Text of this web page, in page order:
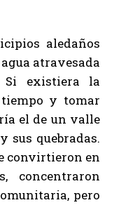
aledaños
atravesada
existiera la
y tomar
el de un valle
sus quebradas.
convirtieron en
concentraron
pero